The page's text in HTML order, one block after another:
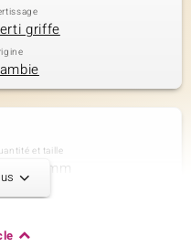
griffe
et taille
à 1,6 mm